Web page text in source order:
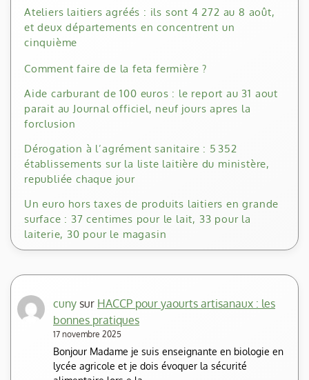
Ateliers laitiers agréés : ils sont 4 272 au 8 août,
et deux départements en concentrent un
cinquième
Comment faire de la feta fermière ?
Aide carburant de 100 euros : le report au 31 aout
parait au Journal officiel, neuf jours apres la
forclusion
Dérogation à l’agrément sanitaire : 5 352
établissements sur la liste laitière du ministère,
republiée chaque jour
Un euro hors taxes de produits laitiers en grande
surface : 37 centimes pour le lait, 33 pour la
laiterie, 30 pour le magasin
cuny sur HACCP pour yaourts artisanaux : les
bonnes pratiques
17 novembre 2025
Bonjour Madame je suis enseignante en biologie en
lycée agricole et je dois évoquer la sécurité